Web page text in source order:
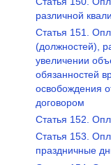
различной
Статья 151.
(должностей),
увеличении
обязанностей
освобождения
договором
Статья 152.
Статья 153.
праздничные